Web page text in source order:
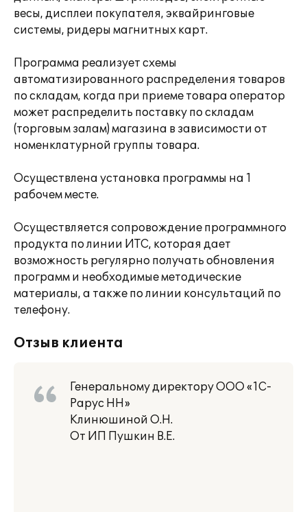
весы, дисплеи покупателя, эквайринговые
системы, ридеры магнитных карт.
Программа реализует схемы
автоматизированного распределения товаров
по складам, когда при приеме товара оператор
может распределить поставку по складам
(торговым залам) магазина в зависимости от
номенклатурной группы товара.
Осуществлена установка программы на 1
рабочем месте.
Осуществляется сопровождение программного
продукта по линии ИТС, которая дает
возможность регулярно получать обновления
программ и необходимые методические
материалы, а также по линии консультаций по
телефону.
Отзыв клиента
Генеральному директору ООО «1С-
Рарус НН»
Клинюшиной О.Н.
От ИП Пушкин В.Е.